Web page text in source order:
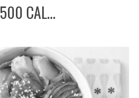
500 CAL…